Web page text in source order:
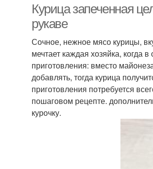
Курица запеченная
рукаве
Сочное, нежное мясо курицы,
мечтает каждая хозяйка,
приготовления: вместо
добавлять, тогда курица
приготовления потребуется
пошаговом рецепте.
курочку.